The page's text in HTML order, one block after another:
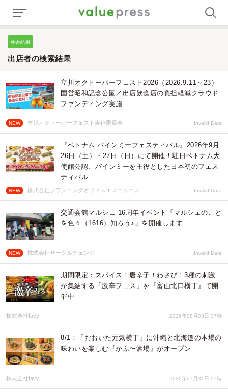
検索結果
出店者の検索結果
立川オクトーバーフェスト2026（2026.9.11～23）
国営昭和記念公園／出店飲食店の負担軽減クラウド
ファンディング実施
NEW 立川オクトーバーフェスト実行委員会 Invalid Date
『ベトナム バインミーフェスティバル』2026年9月
26日（土）・27日（日）にて開催！駐日ベトナム大
使館公認、バインミーを主役とした日本初のフェス
ティバル
NEW 株式会社プランニングオフィスエスエムエス Invalid Date
交通会館マルシェ 16周年イベント「マルシェのこと
を色々（1616）知ろう♪」を開催します
NEW 株式会社サークルチェンジ Invalid Date
期間限定：スパイス！唐辛子！わさび！3種の刺激
が集結する「激辛フェス」を『富山北口横丁』で開
催中
株式会社favy 2026年08月03日 07時
8/1：「おおいた元気横丁」に沖縄と北海道の本場の
味わいを楽しむ『かふ〜酒場』がオープン
株式会社favy 2026年07月31日 07時